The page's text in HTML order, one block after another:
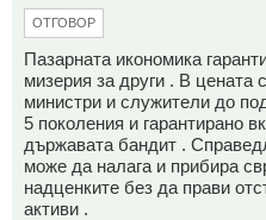
ОТГОВОР
Пазарната икономика
мизерия за други . В цената
министри и служители до
5 поколения и гарантирано
държавата бандит .
може да налага и прибира
надценките без да прави
активи .